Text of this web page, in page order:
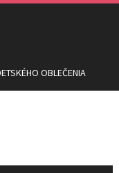
OBLEČENIA